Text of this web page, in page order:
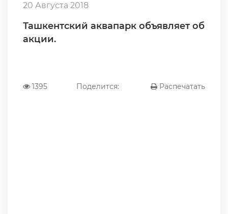
20 Августа 2018
Ташкентский аквапарк объявляет об
акции.
1395 Поделится: Распечатать